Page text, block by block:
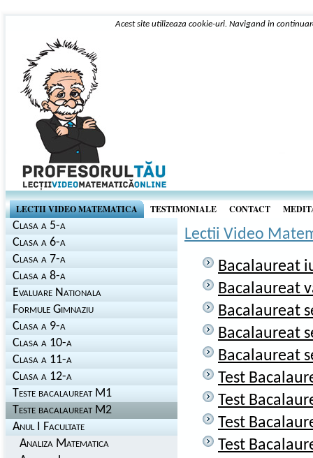
Acest site utilizeaza cookie-uri. Navigand in
LECTII VIDEO MATEMATICA TESTIMONIALE CONTACT
Clasa a 5-a
Clasa a 6-a
Clasa a 7-a
Clasa a 8-a
Evaluare Nationala
Formule Gimnaziu
Clasa a 9-a
Clasa a 10-a
Clasa a 11-a
Clasa a 12-a
Teste bacalaureat M1
Teste bacalaureat M2
Anul I Facultate
Analiza Matematica
Lectii Video
Bacalaureat
Bacalaureat
Bacalaureat
Bacalaureat
Bacalaureat
Test
Test
Test
Test